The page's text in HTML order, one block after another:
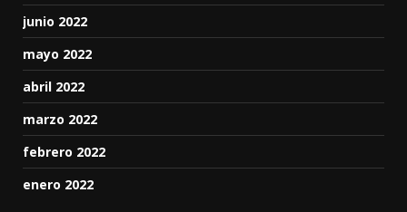
junio 2022
mayo 2022
abril 2022
marzo 2022
febrero 2022
enero 2022